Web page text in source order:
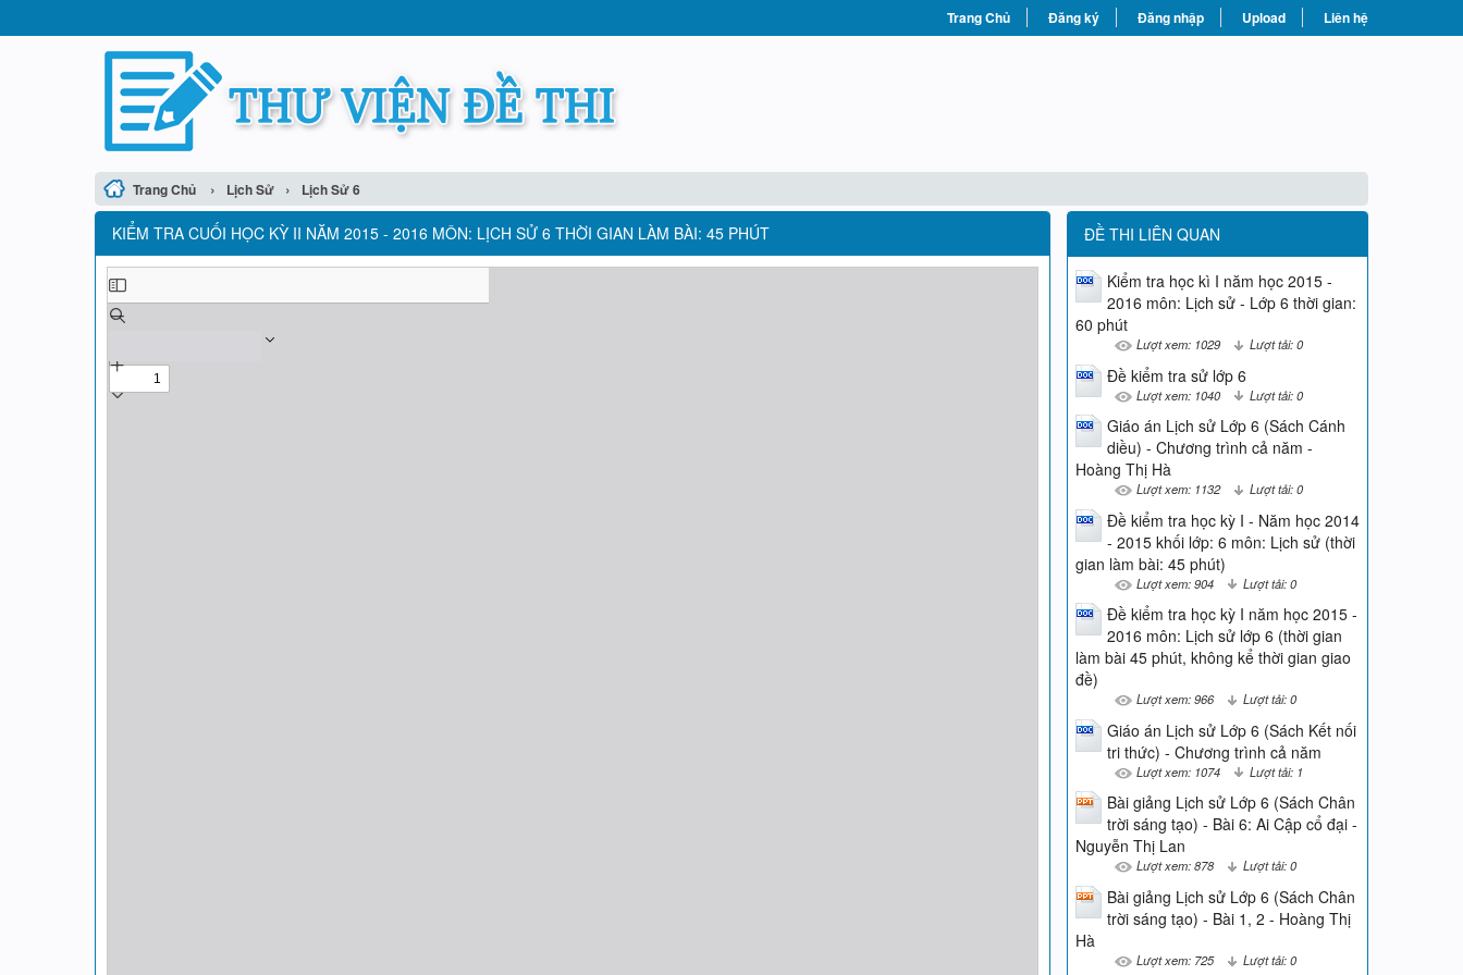
Trang Chủ Đăng ký Đăng nhập Upload Liên hệ
Trang Chủ › Lịch Sử › Lịch Sử 6
KIỂM TRA CUỐI HỌC KỲ II NĂM 2015 - 2016 MÔN: LỊCH SỬ 6 THỜI GIAN LÀM BÀI: 45 PHÚT ĐỀ THI LIÊN QUAN
Kiểm tra học kì I năm học 2015 -
2016 môn: Lịch sử - Lớp 6 thời gian:
60 phút
Lượt xem: 1029 Lượt tải: 0
Đề kiểm tra sử lớp 6
Lượt xem: 1040 Lượt tải: 0
Giáo án Lịch sử Lớp 6 (Sách Cánh
diều) - Chương trình cả năm -
Hoàng Thị Hà
Lượt xem: 1132 Lượt tải: 0
Đề kiểm tra học kỳ I - Năm học 2014
- 2015 khối lớp: 6 môn: Lịch sử (thời
gian làm bài: 45 phút)
Lượt xem: 904 Lượt tải: 0
Đề kiểm tra học kỳ I năm học 2015 -
2016 môn: Lịch sử lớp 6 (thời gian
làm bài 45 phút, không kể thời gian giao
đề)
Lượt xem: 966 Lượt tải: 0
Giáo án Lịch sử Lớp 6 (Sách Kết nối
tri thức) - Chương trình cả năm
Lượt xem: 1074 Lượt tải: 1
Bài giảng Lịch sử Lớp 6 (Sách Chân
trời sáng tạo) - Bài 6: Ai Cập cổ đại -
Nguyễn Thị Lan
Lượt xem: 878 Lượt tải: 0
Bài giảng Lịch sử Lớp 6 (Sách Chân
trời sáng tạo) - Bài 1, 2 - Hoàng Thị
Hà
Lượt xem: 725 Lượt tải: 0